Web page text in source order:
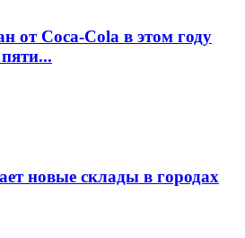
от Coca-Cola в этом году
новые склады в городах